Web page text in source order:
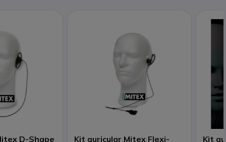
D-Shape
Kit auricular Mitex Flexi-
Kit